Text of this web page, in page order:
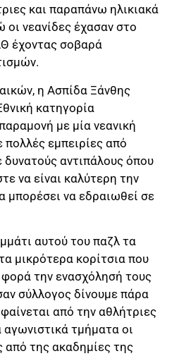
και παραπάνω ηλικιακά
οι νεανίδες έχασαν στο
έχοντας σοβαρά
η Ασπίδα Ξάνθης
κατηγορία
με μία νεανική
εμπειρίες από
δυνατούς αντιπάλους όπου
να είναι καλύτερη την
μπορέσει να εδραιωθεί σε
αυτού του παζλ τα
μικρότερα κορίτσια που
την ενασχόλησή τους
σύλλογος δίνουμε πάρα
από την αθλήτριες
τμήματα οι
από της ακαδημίες της